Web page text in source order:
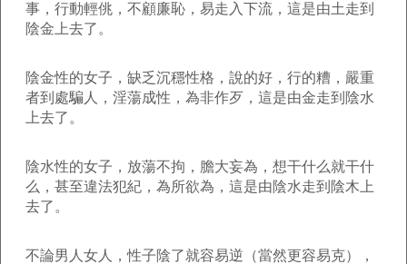
事，行動輕佻，不顧廉恥，易走入下流，這是由土走到
陰金上去了。
陰金性的女子，缺乏沉穩性格，說的好，行的糟，嚴重
者到處騙人，淫蕩成性，為非作歹，這是由金走到陰水
上去了。
陰水性的女子，放蕩不拘，膽大妄為，想干什么就干什
么，甚至違法犯紀，為所欲為，這是由陰水走到陰木上
去了。
不論男人女人，性子陰了就容易逆（當然更容易克），